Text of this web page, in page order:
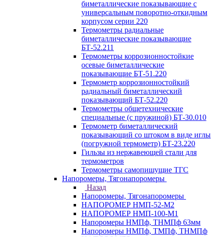
биметаллические показывающие с
универсальным поворотно-откидным
корпусом серии 220
Термометры радиальные
биметаллические показывающие
БТ-52.211
Термометры коррозионностойкие
осевые биметаллические
показывающие БТ-51.220
Термометр коррозионностойкий
радиальный биметаллический
показывающий БТ-52.220
Термометры общетехнические
специальные (с пружиной) БТ-30.010
Термометр биметаллический
показывающий со штоком в виде иглы
(погружной термометр) БТ-23.220
Гильзы из нержавеющей стали для
термометров
Термометры самопишущие ТГС
Напоромеры, Тягонапоромеры
Назад
Напоромеры, Тягонапоромеры
НАПОРОМЕР НМП-52-М2
НАПОРОМЕР НМП-100-М1
Напоромеры НМПф, ТНМПф 63мм
Напоромеры НМПф, ТМПф, ТНМПф